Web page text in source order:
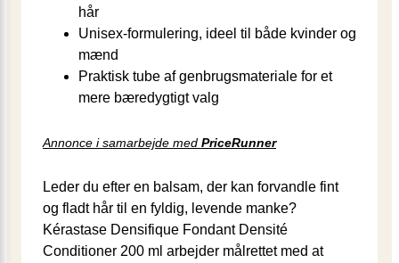
hår
Unisex-formulering, ideel til både kvinder og
mænd
Praktisk tube af genbrugsmateriale for et
mere bæredygtigt valg
Annonce i samarbejde med PriceRunner
Leder du efter en balsam, der kan forvandle fint
og fladt hår til en fyldig, levende manke?
Kérastase Densifique Fondant Densité
Conditioner 200 ml arbejder målrettet med at